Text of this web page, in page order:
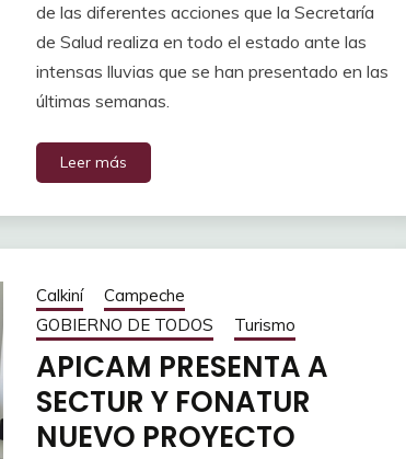
de las diferentes acciones que la Secretaría
de Salud realiza en todo el estado ante las
intensas lluvias que se han presentado en las
últimas semanas.
Leer más
Calkiní
Campeche
GOBIERNO DE TODOS
Turismo
APICAM PRESENTA A
SECTUR Y FONATUR
NUEVO PROYECTO